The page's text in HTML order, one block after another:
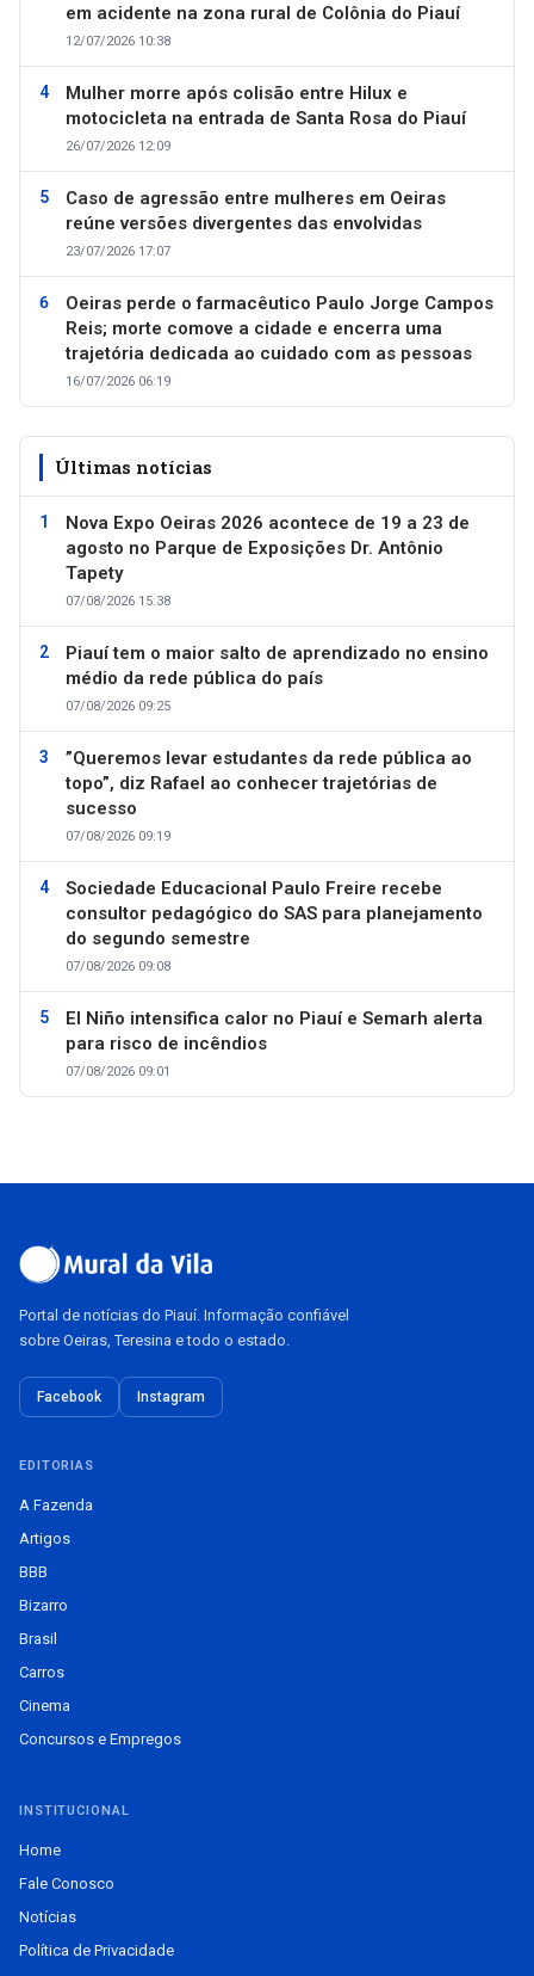
em acidente na zona rural de Colônia do Piauí
12/07/2026 10:38
Mulher morre após colisão entre Hilux e
motocicleta na entrada de Santa Rosa do Piauí
26/07/2026 12:09
Caso de agressão entre mulheres em Oeiras
reúne versões divergentes das envolvidas
23/07/2026 17:07
Oeiras perde o farmacêutico Paulo Jorge Campos
Reis; morte comove a cidade e encerra uma
trajetória dedicada ao cuidado com as pessoas
16/07/2026 06:19
Últimas notícias
Nova Expo Oeiras 2026 acontece de 19 a 23 de
agosto no Parque de Exposições Dr. Antônio
Tapety
07/08/2026 15:38
Piauí tem o maior salto de aprendizado no ensino
médio da rede pública do país
07/08/2026 09:25
”Queremos levar estudantes da rede pública ao
topo”, diz Rafael ao conhecer trajetórias de
sucesso
07/08/2026 09:19
Sociedade Educacional Paulo Freire recebe
consultor pedagógico do SAS para planejamento
do segundo semestre
07/08/2026 09:08
El Niño intensifica calor no Piauí e Semarh alerta
para risco de incêndios
07/08/2026 09:01
Portal de notícias do Piauí. Informação confiável
sobre Oeiras, Teresina e todo o estado.
Facebook Instagram
EDITORIAS
A Fazenda
Artigos
BBB
Bizarro
Brasil
Carros
Cinema
Concursos e Empregos
INSTITUCIONAL
Home
Fale Conosco
Notícias
Política de Privacidade